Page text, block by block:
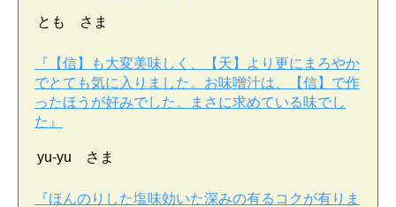
とも さま
『【信】も大変美味しく、【天】より更にまろやか
でとても気に入りました。お味噌汁は、【信】で作
ったほうが好みでした。まさに求めている味でし
た』
yu-yu さま
『ほんのりした塩味効いた深みの有るコクが有りま